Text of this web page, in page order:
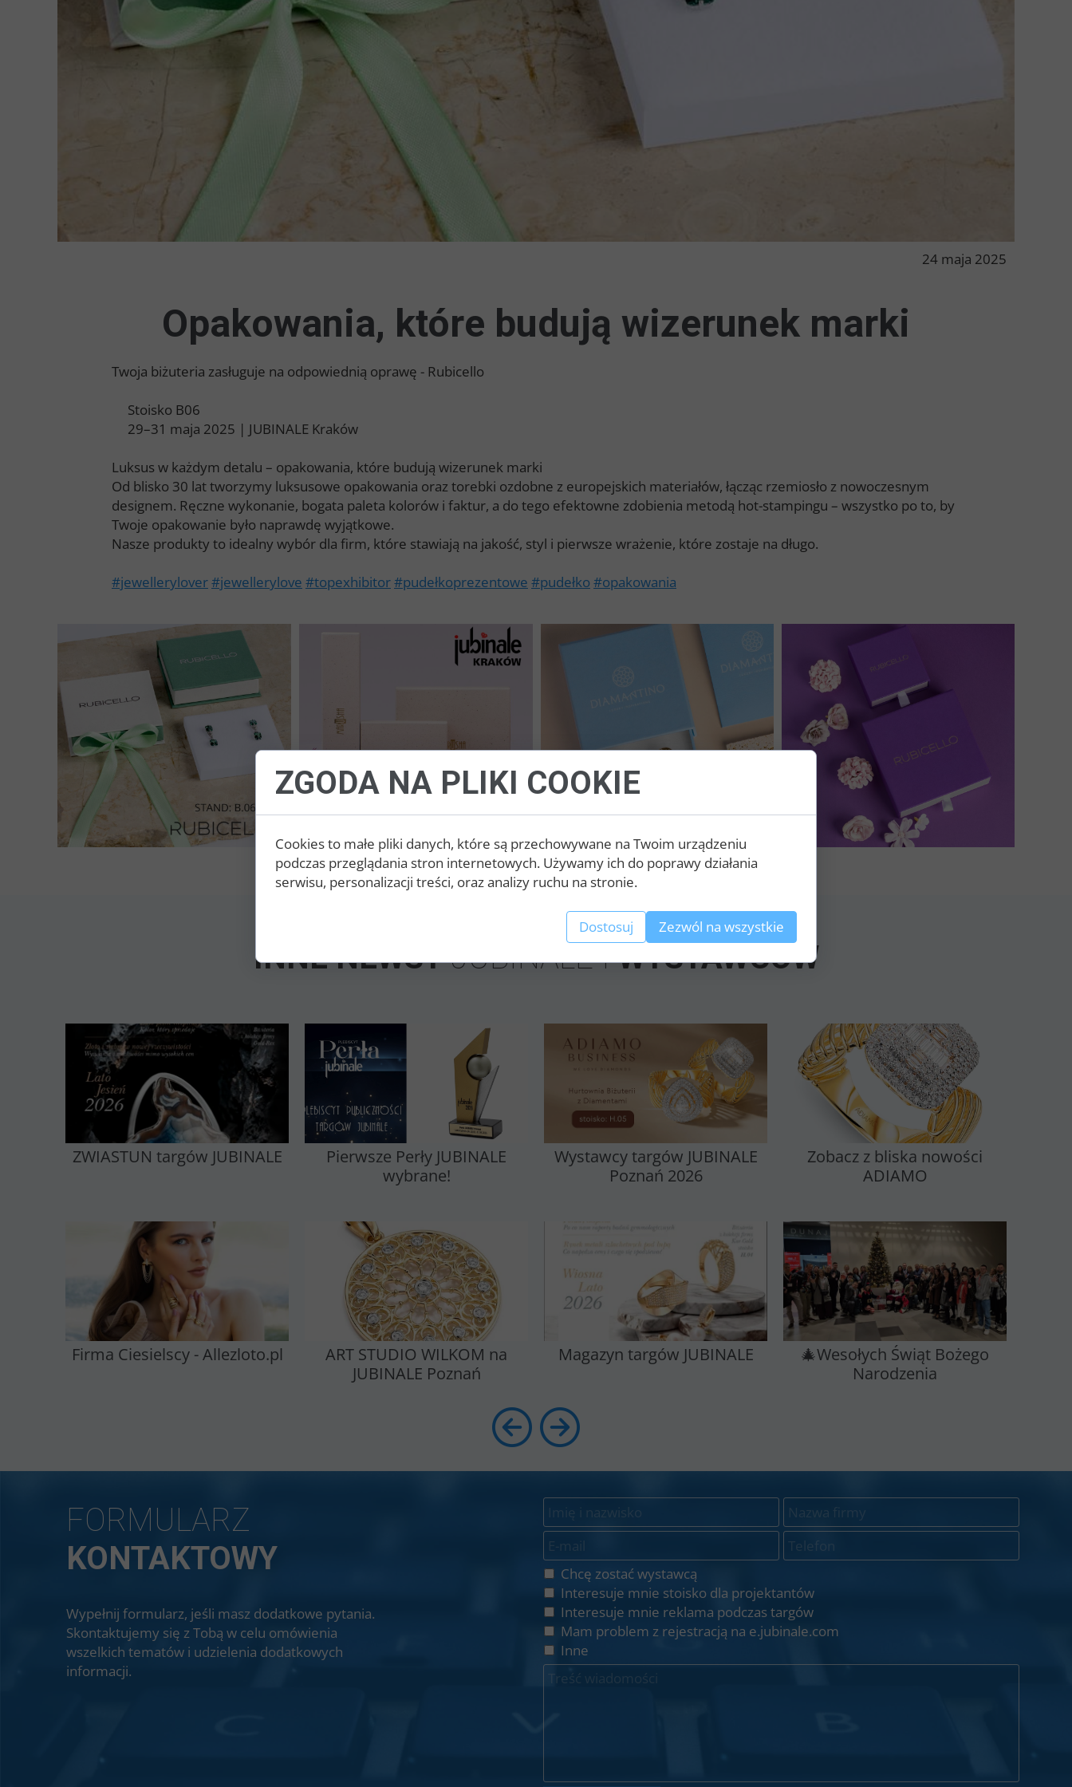
24 maja 2025
Opakowania, które budują wizerunek marki
Twoja biżuteria zasługuje na odpowiednią oprawę - Rubicello
Stoisko B06
29–31 maja 2025 | JUBINALE Kraków
Luksus w każdym detalu – opakowania, które budują wizerunek marki
Od blisko 30 lat tworzymy luksusowe opakowania oraz torebki ozdobne z europejskich materiałów, łącząc rzemiosło z nowoczesnym
designem. Ręczne wykonanie, bogata paleta kolorów i faktur, a do tego efektowne zdobienia metodą hot-stampingu – wszystko po to, by
Twoje opakowanie było naprawdę wyjątkowe.
Nasze produkty to idealny wybór dla firm, które stawiają na jakość, styl i pierwsze wrażenie, które zostaje na długo.
#jewellerylover#jewellerylove #topexhibitor#pudełkoprezentowe #pudełko #opakowania
INNE NEWSYJUBINALE IWYSTAWCÓW
ZWIASTUN targów JUBINALE
Pierwsze Perły JUBINALE
wybrane!
Wystawcy targów JUBINALE
Poznań 2026
Zobacz z bliska nowości
ADIAMO
Firma Ciesielscy - Allezloto.pl
ART STUDIO WILKOM na
JUBINALE Poznań
Magazyn targów JUBINALE
🎄Wesołych Świąt Bożego
Narodzenia
FORMULARZ
KONTAKTOWY
Wypełnij formularz, jeśli masz dodatkowe pytania.
Skontaktujemy się z Tobą w celu omówienia
wszelkich tematów i udzielenia dodatkowych
informacji.
Chcę zostać wystawcą
Interesuje mnie stoisko dla projektantów
Interesuje mnie reklama podczas targów
Mam problem z rejestracją na e.jubinale.com
Inne
ZGODA NA PLIKI COOKIE
Cookies to małe pliki danych, które są przechowywane na Twoim urządzeniu
podczas przeglądania stron internetowych. Używamy ich do poprawy działania
serwisu, personalizacji treści, oraz analizy ruchu na stronie.
Dostosuj Zezwól na wszystkie